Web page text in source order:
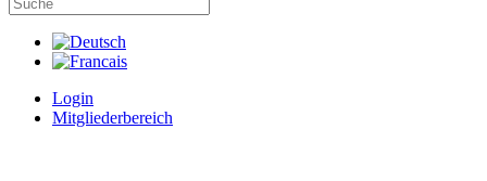
Login
Mitgliederbereich